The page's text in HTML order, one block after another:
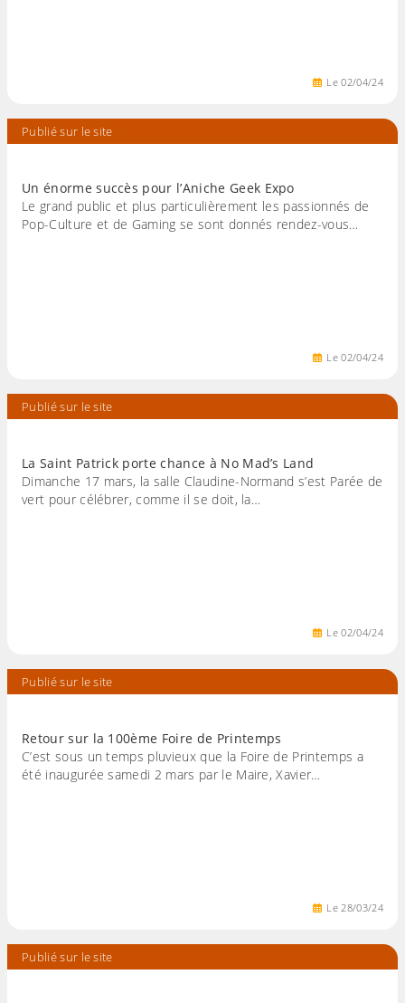
Le02/04/24
Publié sur le site
Un énorme succès pour l’Aniche Geek Expo
Le grand public et plus particulièrement les passionnés de
Pop-Culture et de Gaming se sont donnés rendez-vous…
Le02/04/24
Publié sur le site
La Saint Patrick porte chance à No Mad’s Land
Dimanche 17 mars, la salle Claudine-Normand s’est Parée de
vert pour célébrer, comme il se doit, la…
Le02/04/24
Publié sur le site
Retour sur la 100ème Foire de Printemps
C’est sous un temps pluvieux que la Foire de Printemps a
été inaugurée samedi 2 mars par le Maire, Xavier…
Le28/03/24
Publié sur le site